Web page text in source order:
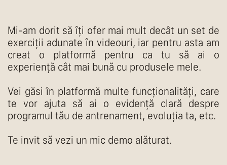
Mi-am dorit să îți ofer mai mult decât un set de
exerciții adunate în videouri, iar pentru asta am
creat o platformă pentru ca tu să ai o
experiență cât mai bună cu produsele mele.
Vei găsi în platformă multe funcționalități, care
te vor ajuta să ai o evidență clară despre
programul tău de antrenament, evoluția ta, etc.
Te invit să vezi un mic demo alăturat.